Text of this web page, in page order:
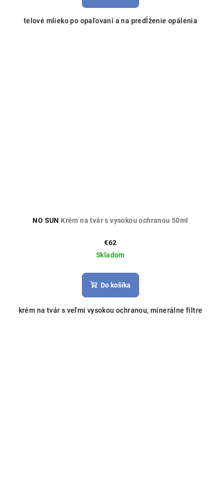
telové mlieko po opaľovaní a na predĺženie opálenia
NO SUN Krém na tvár s vysokou ochranou 50ml
€62
Skladom
Do košíka
krém na tvár s veľmi vysokou ochranou, minerálne filtre